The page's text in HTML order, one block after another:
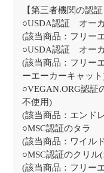
【第三者機関の認
○USDA認証 オー
(該当商品：フリー
○USDA認証 オー
(該当商品：フリ
ーエーカーキャッ
○VEGAN.ORG認証
不使用)
(該当商品：エンド
○MSC認証のタラ
(該当商品：ワイル
○MSC認証のクリル
(該当商品：フリー